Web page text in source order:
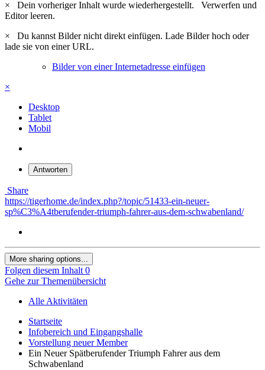
×
Dein vorheriger Inhalt wurde wiederhergestellt. Verwerfen und
Editor leeren.
×
Du kannst Bilder nicht direkt einfügen. Lade Bilder hoch oder
lade sie von einer URL.
Bilder von einer Internetadresse einfügen
×
Desktop
Tablet
Mobil
Antworten
Share
https://tigerhome.de/index.php?/topic/51433-ein-neuer-
sp%C3%A4tberufender-triumph-fahrer-aus-dem-schwabenland/
More sharing options...
Folgen diesem Inhalt 0
Gehe zur Themenübersicht
Alle Aktivitäten
Startseite
Infobereich und Eingangshalle
Vorstellung neuer Member
Ein Neuer Spätberufender Triumph Fahrer aus dem
Schwabenland